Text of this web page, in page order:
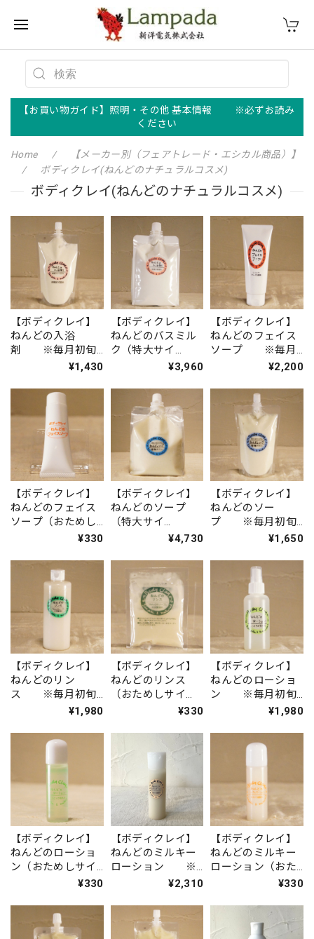
【お買い物ガイド】照明・その他 基本情報 ※必ずお読み
ください
Home
【メーカー別（フェアトレード・エシカル商品）】
ボディクレイ(ねんどのナチュラルコスメ)
ボディクレイ(ねんどのナチュラルコスメ)
【ボディクレイ】
ねんどの入浴
剤 ※毎月初旬
¥1,430
【ボディクレイ】
ねんどのバスミル
ク（特大サイ
ズ） ※毎月初
¥3,960
【ボディクレイ】
ねんどのフェイス
ソープ ※毎月
¥2,200
【ボディクレイ】
ねんどのフェイス
ソープ（おためし
サイズ） ※毎
¥330
【ボディクレイ】
ねんどのソープ
（特大サイ
ズ） ※毎月初
¥4,730
【ボディクレイ】
ねんどのソー
プ ※毎月初旬
¥1,650
【ボディクレイ】
ねんどのリン
ス ※毎月初旬
¥1,980
【ボディクレイ】
ねんどのリンス
（おためしサイ
ズ） ※毎月初
¥330
【ボディクレイ】
ねんどのローショ
ン ※毎月初旬
¥1,980
【ボディクレイ】
ねんどのローショ
ン（おためしサイ
ズ） ※毎月初
¥330
【ボディクレイ】
ねんどのミルキー
ローション ※
毎月初旬入荷¥2,310
【ボディクレイ】
ねんどのミルキー
ローション（おた
めしサイズ）
¥330